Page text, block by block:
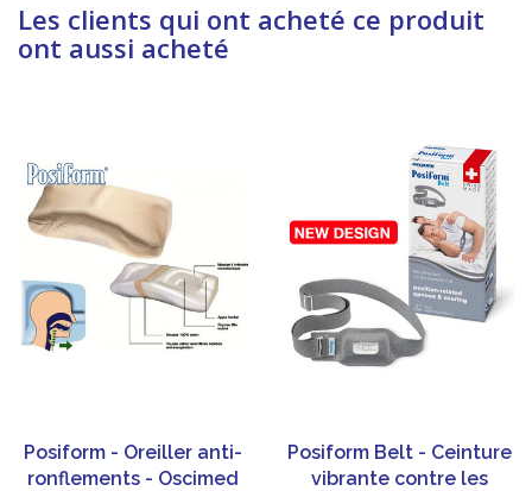
Les clients qui ont acheté ce produit
ont aussi acheté
Posiform - Oreiller anti-
ronflements - Oscimed
Posiform Belt - Ceinture
vibrante contre les